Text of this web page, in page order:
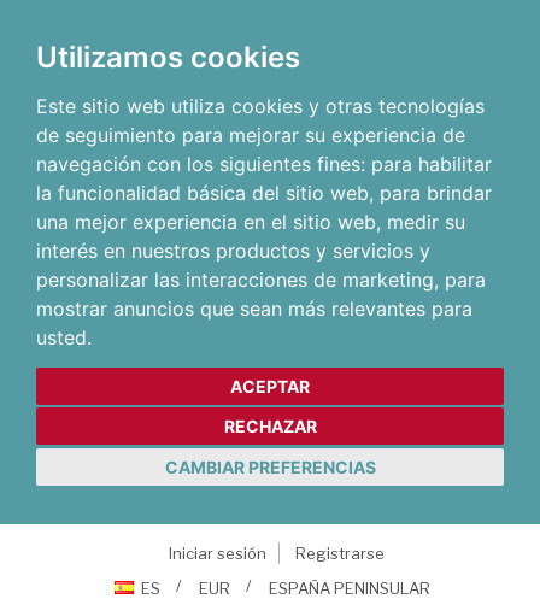
Utilizamos cookies
Este sitio web utiliza cookies y otras tecnologías
de seguimiento para mejorar su experiencia de
navegación con los siguientes fines: para habilitar
la funcionalidad básica del sitio web, para brindar
una mejor experiencia en el sitio web, medir su
interés en nuestros productos y servicios y
personalizar las interacciones de marketing, para
mostrar anuncios que sean más relevantes para
usted.
ACEPTAR
RECHAZAR
CAMBIAR PREFERENCIAS
Iniciar sesión
Registrarse
ES
EUR ESPAÑA PENINSULAR